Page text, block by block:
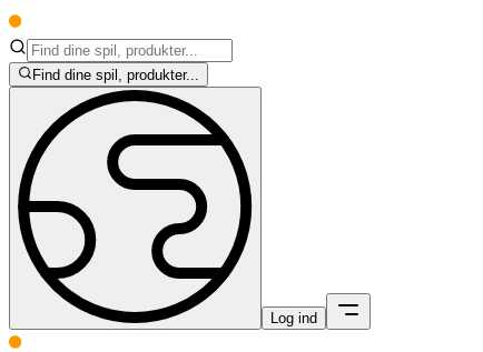
Find dine spil, produkter...
Log ind